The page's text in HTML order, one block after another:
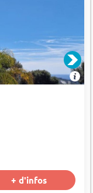
+ d'infos